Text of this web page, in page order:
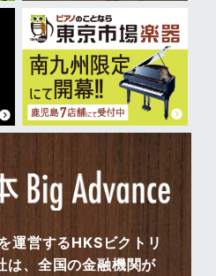
運営するHKSビクトリ
は、全国の金融機関が